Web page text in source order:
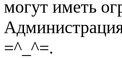
могут иметь
=^_^=.